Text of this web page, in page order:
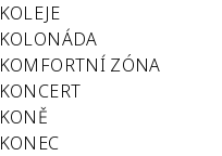
KOLEJE
KOLONÁDA
KOMFORTNÍ ZÓNA
KONCERT
KONĚ
KONEC